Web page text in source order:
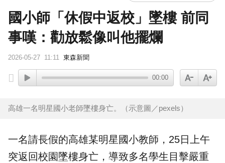
國小師「休假中返校」墜樓 前同
事嘆：勸放鬆像叫他擺爛
2026-05-27 11:11 東森新聞
00:00
高雄一名明星國小老師墜樓身亡。（示意圖／pexels）
一名請長假的高雄某明星 國小教師，25日上午
突返回校園墜樓身亡，導致多名學生目擊嚴重